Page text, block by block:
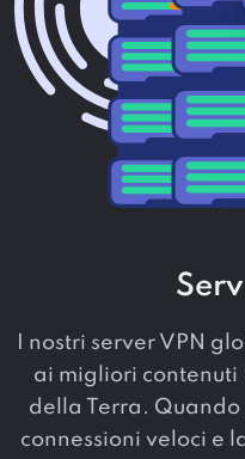
I nostri server VPN
ai migliori
della Terra.
connessioni veloci e